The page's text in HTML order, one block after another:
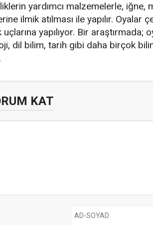
yardımcı malzemelerle, iğne,
ilmik atılması ile yapılır. Oyalar
yapılıyor. Bir araştırmada;
dil bilim, tarih gibi daha birçok
KAT